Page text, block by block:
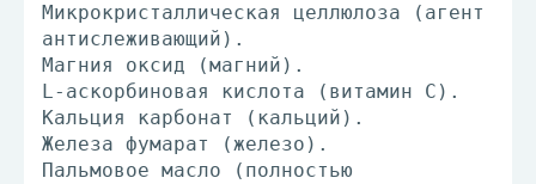
Микрокристаллическая целлюлоза (агент
антислеживающий).
Магния оксид (магний).
L-аскорбиновая кислота (витамин С).
Кальция карбонат (кальций).
Железа фумарат (железо).
Пальмовое масло (полностью